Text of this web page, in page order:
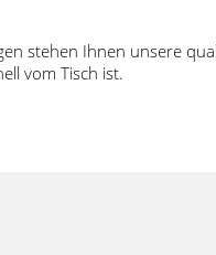
stehen Ihnen unsere
vom Tisch ist.